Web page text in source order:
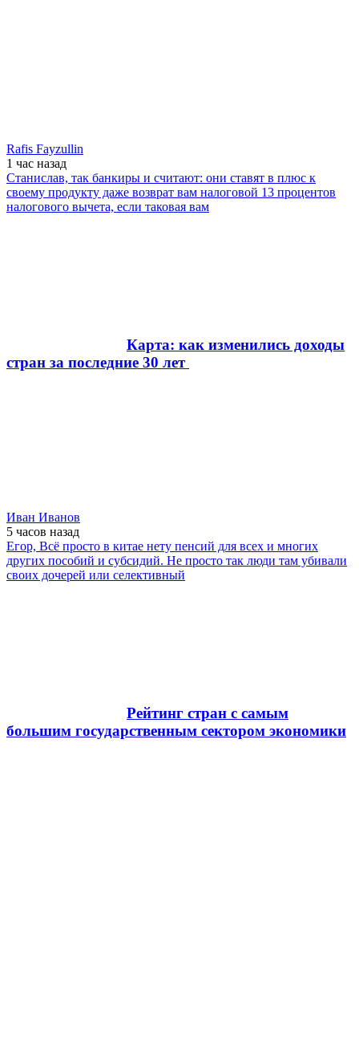
Rafis Fayzullin
1 час назад
Станислав, так банкиры и считают: они ставят в плюс к
своему продукту даже возврат вам налоговой 13 процентов
налогового вычета, если таковая вам
Карта: как изменились доходы
стран за последние 30 лет
Иван Иванов
5 часов назад
Егор, Всё просто в китае нету пенсий для всех и многих
других пособий и субсидий. Не просто так люди там убивали
своих дочерей или селективный
Рейтинг стран с самым
большим государственным сектором экономики